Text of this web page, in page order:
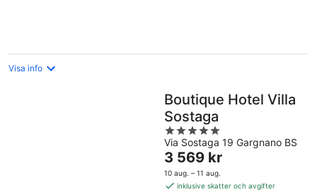
Visa info
Boutique Hotel Villa
Sostaga
5
out
of
5
Via Sostaga 19 Gargnano BS
Priset
är
3 569 kr
3 569 kr
10 aug. – 11 aug.
inklusive skatter och avgifter